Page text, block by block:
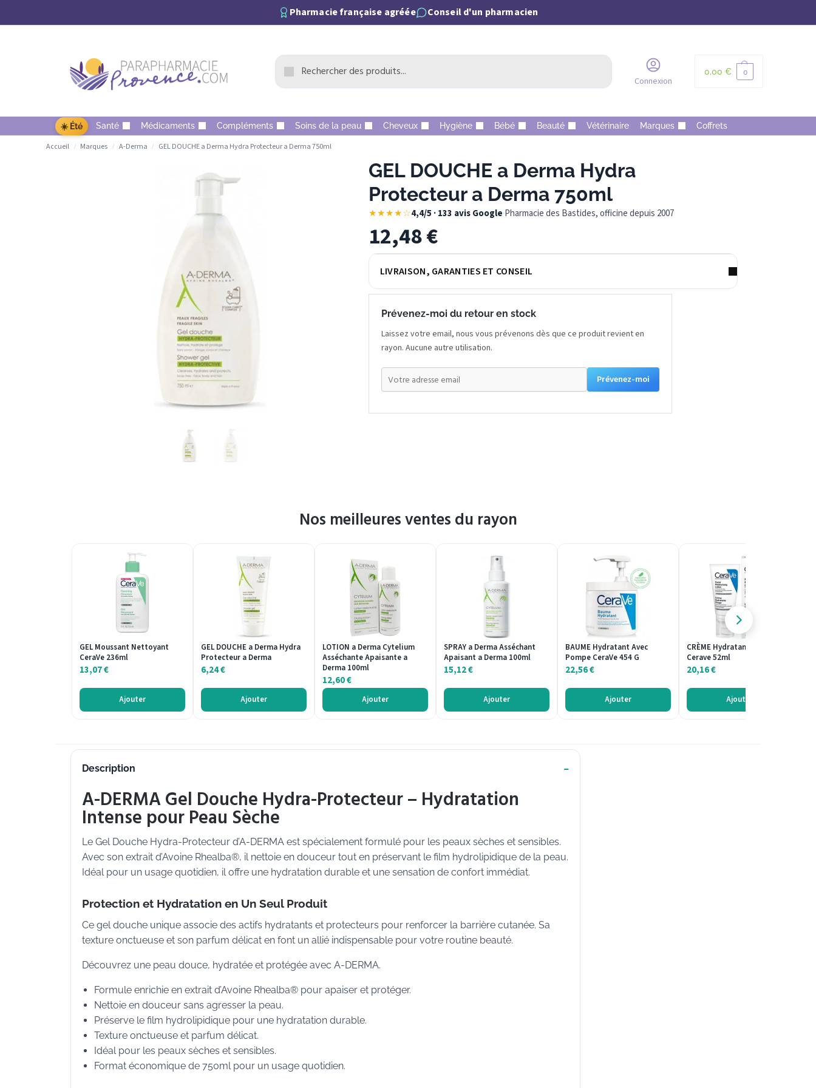
Pharmacie française agréée Conseil d'un pharmacien
Connexion
0,00 € 0
☀️ Été Santé Médicaments Compléments Soins de la peau Cheveux Hygiène Bébé Beauté Vétérinaire Marques Coffrets
Accueil / Marques / A-Derma / GEL DOUCHE a Derma Hydra Protecteur a Derma 750ml
GEL DOUCHE a Derma Hydra
Protecteur a Derma 750ml
★★★★☆4,4/5 · 133 avis Google·Pharmacie des Bastides, officine depuis 2007
12,48€
LIVRAISON, GARANTIES ET CONSEIL
Prévenez-moi du retour en stock
Laissez votre email, nous vous prévenons dès que ce produit revient en
rayon. Aucune autre utilisation.
Prévenez-moi
Nos meilleures ventes du rayon
GEL Moussant Nettoyant
CeraVe 236ml
13,07€
Ajouter
GEL DOUCHE a Derma Hydra
Protecteur a Derma
6,24€
Ajouter
LOTION a Derma Cytelium
Asséchante Apaisante a
Derma 100ml
12,60€
Ajouter
SPRAY a Derma Asséchant
Apaisant a Derma 100ml
15,12€
Ajouter
BAUME Hydratant Avec
Pompe CeraVe 454 G
22,56€
Ajouter
CRÈME Hydratante Visage
Cerave 52ml
20,16€
Ajouter
Description
A-DERMA Gel Douche Hydra-Protecteur – Hydratation
Intense pour Peau Sèche
Le Gel Douche Hydra-Protecteur d’A-DERMA est spécialement formulé pour les peaux sèches et sensibles.
Avec son extrait d’Avoine Rhealba®, il nettoie en douceur tout en préservant le film hydrolipidique de la peau.
Idéal pour un usage quotidien, il offre une hydratation durable et une sensation de confort immédiat.
Protection et Hydratation en Un Seul Produit
Ce gel douche unique associe des actifs hydratants et protecteurs pour renforcer la barrière cutanée. Sa
texture onctueuse et son parfum délicat en font un allié indispensable pour votre routine beauté.
Découvrez une peau douce, hydratée et protégée avec A-DERMA.
Formule enrichie en extrait d’Avoine Rhealba® pour apaiser et protéger.
Nettoie en douceur sans agresser la peau.
Préserve le film hydrolipidique pour une hydratation durable.
Texture onctueuse et parfum délicat.
Idéal pour les peaux sèches et sensibles.
Format économique de 750ml pour un usage quotidien.